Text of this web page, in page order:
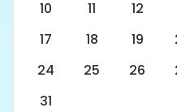
10
11 12
17
18 19
24
25 26
31